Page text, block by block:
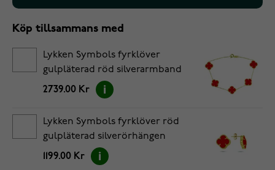
Köp tillsammans med
Lykken Symbols fyrklöver
gulpläterad röd silverarmband
17+3cm
2739.00 Kr
Lykken Symbols fyrklöver röd
gulpläterad silverörhängen
1199.00 Kr